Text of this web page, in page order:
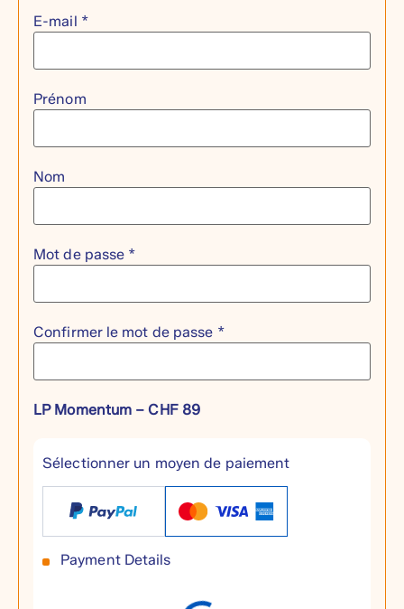
E-mail *
Prénom
Nom
Mot de passe *
Confirmer le mot de passe *
LP Momentum –CHF 89
Sélectionner un moyen de paiement
Payment Details